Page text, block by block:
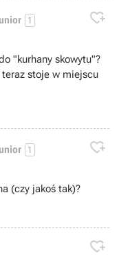
1 
"kurhany skowytu"?
stoje w miejscu
1 
(czy jakoś tak)?
